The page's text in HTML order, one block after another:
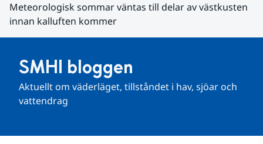
Meteorologisk sommar väntas till delar av västkusten
innan kalluften kommer
SMHI bloggen
Aktuellt om väderläget, tillståndet i hav, sjöar och
vattendrag